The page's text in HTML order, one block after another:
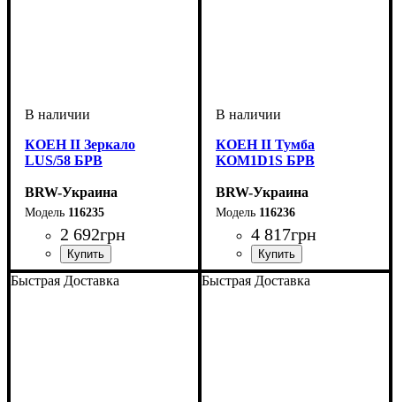
КОЕН II Зеркало
LUS/58 БРВ
BRW-Украина
116235
2 692грн
ширина, мм: 585
высота, мм: 1100
глубина, мм: 25
КОЕН II Тумба
KOM1D1S БРВ
BRW-Украина
116236
4 817грн
ширина, мм: 585
высота, мм: 935
глубина, мм: 350
Быстрая Доставка Быстрая Доставка